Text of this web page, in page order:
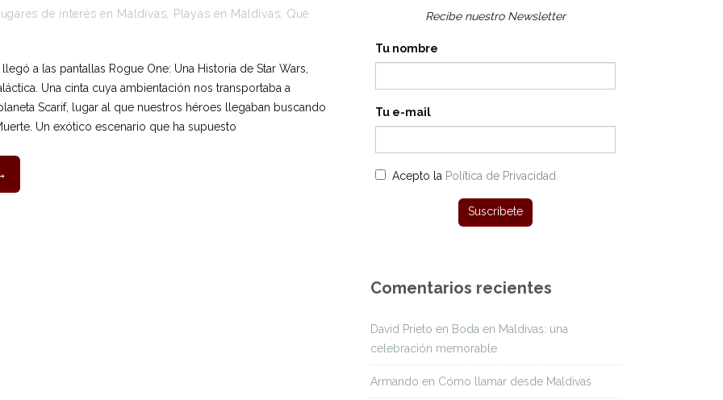
Lugares de interés en Maldivas Playas en Maldivas Qué
a las pantallas Rogue One: Una Historia de Star Wars,
Una cinta cuya ambientación nos transportaba a
Scarif, lugar al que nuestros héroes llegaban buscando
Un exótico escenario que ha supuesto
Recibe nuestro Newsletter
Tu nombre
Tu e-mail
Acepto la Política de Privacidad
Comentarios recientes
David Prieto en Boda en Maldivas: una
celebración memorable
Armando en Cómo llamar desde Maldivas